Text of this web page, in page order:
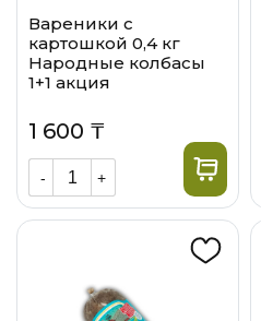
Вареники с
картошкой 0,4 кг
Народные колбасы
1+1 акция
1 600 ₸
- +